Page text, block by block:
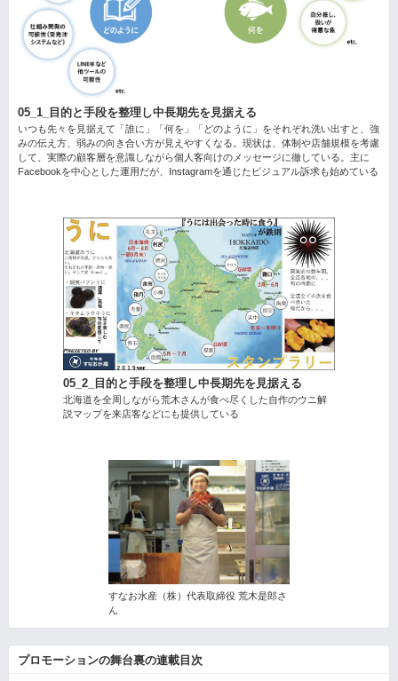
05_1_目的と手段を整理し中長期先を見据える
いつも先々を見据えて「誰に」「何を」「どのように」をそれぞれ洗い出すと、強
みの伝え方、弱みの向き合い方が見えやすくなる。現状は、体制や店舗規模を考慮
して、実際の顧客層を意識しながら個人客向けのメッセージに徹している。主に
Facebookを中心とした運用だが、Instagramを通じたビジュアル訴求も始めている
05_2_目的と手段を整理し中長期先を見据える
北海道を全周しながら荒木さんが食べ尽くした自作のウニ解
説マップを来店客などにも提供している
すなお水産（株）代表取締役 荒木是郎さ
ん
プロモーションの舞台裏の連載目次